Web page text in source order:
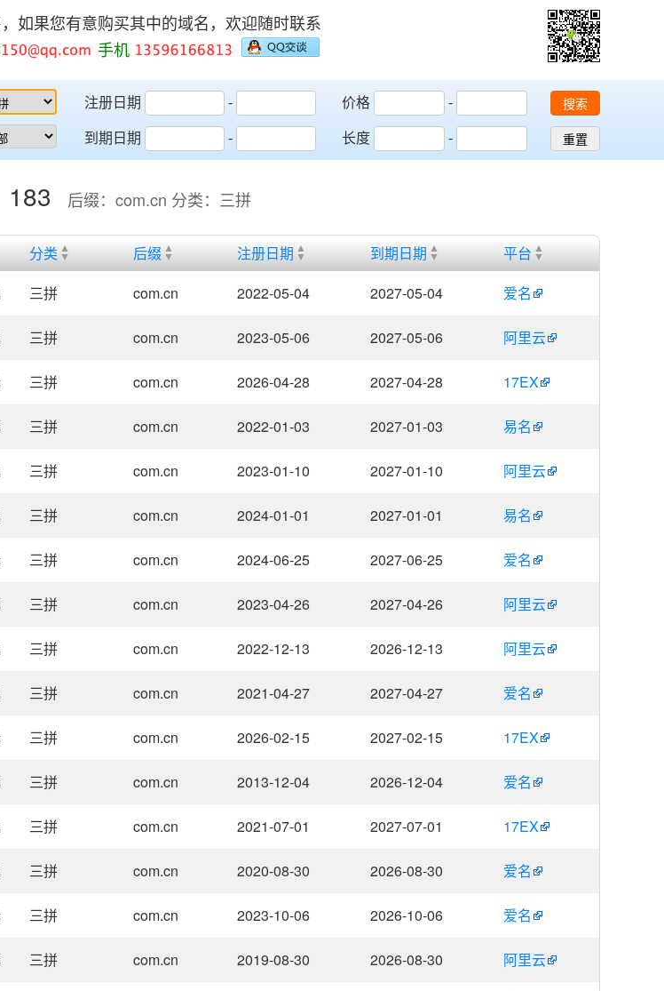
如果您有意购买其中的域名，欢迎随时联系
手机
注册日期
-
到期日期
-
价格
-
长度
-
搜索
重置
183 后缀：com.cn 分类：三拼
分类 后缀 注册日期 到期日期 平台
三拼 com.cn 2022-05-04 2027-05-04 爱名
三拼 com.cn 2023-05-06 2027-05-06 阿里云
三拼 com.cn 2026-04-28 2027-04-28 17EX
三拼 com.cn 2022-01-03 2027-01-03 易名
三拼 com.cn 2023-01-10 2027-01-10 阿里云
三拼 com.cn 2024-01-01 2027-01-01 易名
三拼 com.cn 2024-06-25 2027-06-25 爱名
三拼 com.cn 2023-04-26 2027-04-26 阿里云
三拼 com.cn 2022-12-13 2026-12-13 阿里云
三拼 com.cn 2021-04-27 2027-04-27 爱名
三拼 com.cn 2026-02-15 2027-02-15 17EX
三拼 com.cn 2013-12-04 2026-12-04 爱名
三拼 com.cn 2021-07-01 2027-07-01 17EX
三拼 com.cn 2020-08-30 2026-08-30 爱名
三拼 com.cn 2023-10-06 2026-10-06 爱名
三拼 com.cn 2019-08-30 2026-08-30 阿里云